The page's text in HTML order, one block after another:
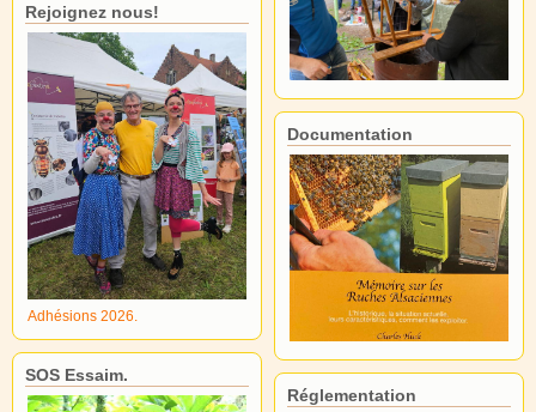
Rejoignez nous!
Adhésions 2026.
SOS Essaim.
Documentation
Réglementation